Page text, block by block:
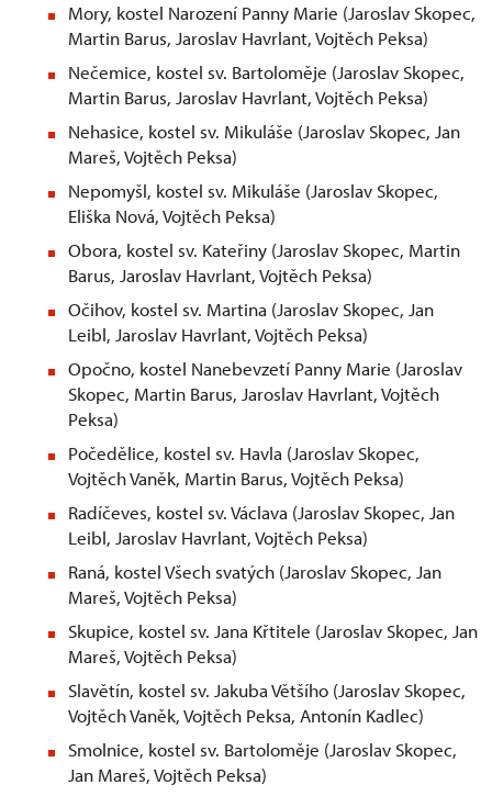
Mory, kostel Narození Panny Marie (Jaroslav Skopec,
Martin Barus, Jaroslav Havrlant, Vojtěch Peksa)
Nečemice, kostel sv. Bartoloměje (Jaroslav Skopec,
Martin Barus, Jaroslav Havrlant, Vojtěch Peksa)
Nehasice, kostel sv. Mikuláše (Jaroslav Skopec, Jan
Mareš, Vojtěch Peksa)
Nepomyšl, kostel sv. Mikuláše (Jaroslav Skopec,
Eliška Nová, Vojtěch Peksa)
Obora, kostel sv. Kateřiny (Jaroslav Skopec, Martin
Barus, Jaroslav Havrlant, Vojtěch Peksa)
Očihov, kostel sv. Martina (Jaroslav Skopec, Jan
Leibl, Jaroslav Havrlant, Vojtěch Peksa)
Opočno, kostel Nanebevzetí Panny Marie (Jaroslav
Skopec, Martin Barus, Jaroslav Havrlant, Vojtěch
Peksa)
Počedělice, kostel sv. Havla (Jaroslav Skopec,
Vojtěch Vaněk, Martin Barus, Vojtěch Peksa)
Radíčeves, kostel sv. Václava (Jaroslav Skopec, Jan
Leibl, Jaroslav Havrlant, Vojtěch Peksa)
Raná, kostel Všech svatých (Jaroslav Skopec, Jan
Mareš, Vojtěch Peksa)
Skupice, kostel sv. Jana Křtitele (Jaroslav Skopec, Jan
Mareš, Vojtěch Peksa)
Slavětín, kostel sv. Jakuba Většího (Jaroslav Skopec,
Vojtěch Vaněk, Vojtěch Peksa, Antonín Kadlec)
Smolnice, kostel sv. Bartoloměje (Jaroslav Skopec,
Jan Mareš, Vojtěch Peksa)